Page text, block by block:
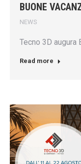
BUONE
NEWS
Tecno 3D augura
Read more